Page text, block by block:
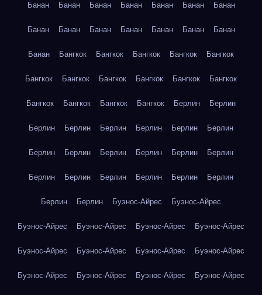
Банан Банан Банан Банан Банан Банан Банан
Банан Банан Банан Банан Банан Банан Банан
Банан Бангкок Бангкок Бангкок Бангкок Бангкок
Бангкок Бангкок Бангкок Бангкок Бангкок Бангкок
Бангкок Бангкок Бангкок Бангкок Берлин Берлин
Берлин Берлин Берлин Берлин Берлин Берлин
Берлин Берлин Берлин Берлин Берлин Берлин
Берлин Берлин Берлин Берлин Берлин Берлин
Берлин Берлин Буэнос-Айрес Буэнос-Айрес
Буэнос-Айрес Буэнос-Айрес Буэнос-Айрес Буэнос-Айрес
Буэнос-Айрес Буэнос-Айрес Буэнос-Айрес Буэнос-Айрес
Буэнос-Айрес Буэнос-Айрес Буэнос-Айрес Буэнос-Айрес